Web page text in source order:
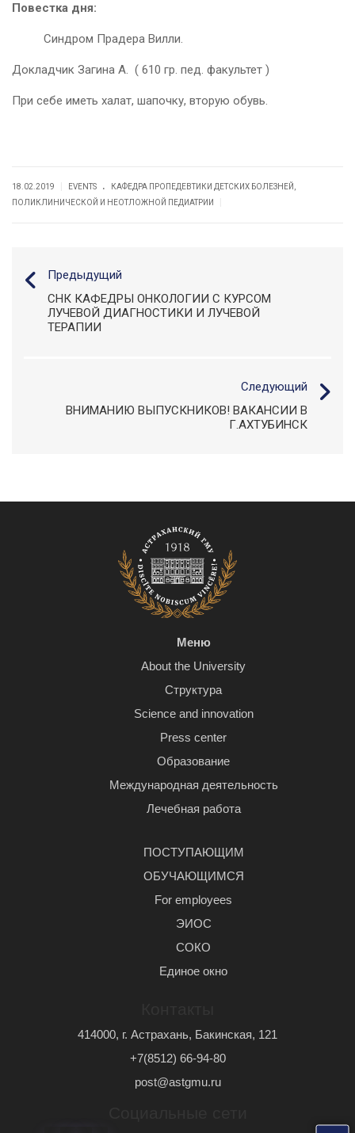
Повестка дня:
Синдром Прадера Вилли.
Докладчик Загина А. ( 610 гр. пед. факультет )
При себе иметь халат, шапочку, вторую обувь.
18.02.2019 EVENTS .
КАФЕДРА ПРОПЕДЕВТИКИ ДЕТСКИХ БОЛЕЗНЕЙ,
ПОЛИКЛИНИЧЕСКОЙ И НЕОТЛОЖНОЙ ПЕДИАТРИИ
Предыдущий
СНК КАФЕДРЫ ОНКОЛОГИИ С КУРСОМ
ЛУЧЕВОЙ ДИАГНОСТИКИ И ЛУЧЕВОЙ
ТЕРАПИИ
Следующий
ВНИМАНИЮ ВЫПУСКНИКОВ! ВАКАНСИИ В
Г.АХТУБИНСК
Меню
About the University
Структура
Science and innovation
Press center
Образование
Международная деятельность
Лечебная работа
ПОСТУПАЮЩИМ
ОБУЧАЮЩИМСЯ
For employees
ЭИОС
СОКО
Единое окно
414000, г. Астрахань, Бакинская, 121
+7(8512) 66-94-80
post@astgmu.ru